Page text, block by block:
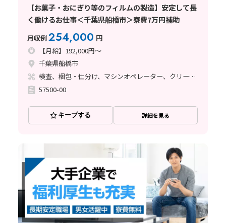
【お菓子・おにぎり等のフィルムの製造】安定して長
く働けるお仕事＜千葉県船橋市＞寮費7万円補助
月収例254,000 円
【月給】192,000円～
千葉県船橋市
検査、梱包・仕分け、マシンオペレーター、クリーンルーム、その他
57500-00
キープする 詳細を見る